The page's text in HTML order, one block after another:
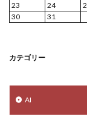
23
24
30
31
カテゴリー
AI